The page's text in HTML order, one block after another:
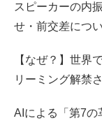
スピーカーの内
せ・前交差につ
【なぜ？】世界
リーミング解禁
AIによる「第7の